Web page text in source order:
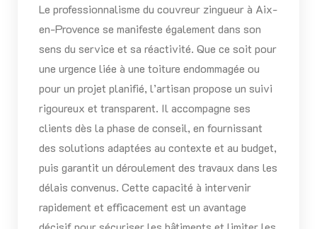
Le professionnalisme du couvreur zingueur à Aix-
en-Provence se manifeste également dans son
sens du service et sa réactivité. Que ce soit pour
une urgence liée à une toiture endommagée ou
pour un projet planifié, l’artisan propose un suivi
rigoureux et transparent. Il accompagne ses
clients dès la phase de conseil, en fournissant
des solutions adaptées au contexte et au budget,
puis garantit un déroulement des travaux dans les
délais convenus. Cette capacité à intervenir
rapidement et efficacement est un avantage